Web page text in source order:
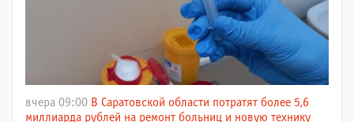
вчера 09:00 В Саратовской области потратят более 5,6
миллиарда рублей на ремонт больниц и новую технику